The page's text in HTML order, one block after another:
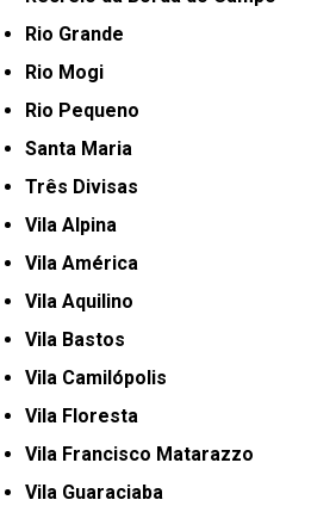
Rio Grande
Rio Mogi
Rio Pequeno
Santa Maria
Três Divisas
Vila Alpina
Vila América
Vila Aquilino
Vila Bastos
Vila Camilópolis
Vila Floresta
Vila Francisco Matarazzo
Vila Guaraciaba